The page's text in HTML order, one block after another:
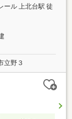
ール 上北台駅 徒
立野３